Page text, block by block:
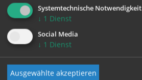
Benutzername
Passwort
Systemtechnische Notwendigkeit
↓ 1 Dienst
Social Media
↓ 1 Dienst
Ausgewählte akzeptieren